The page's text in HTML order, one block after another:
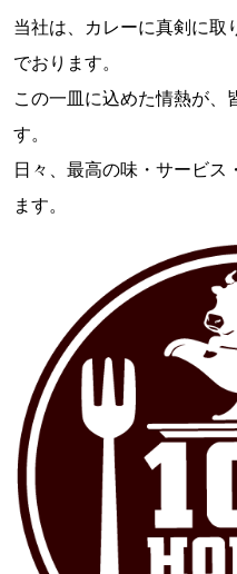
当社は、カレーに真剣に取
でおります。
この一皿に込めた情熱が、
す。
日々、最高の味・サービス
ます。